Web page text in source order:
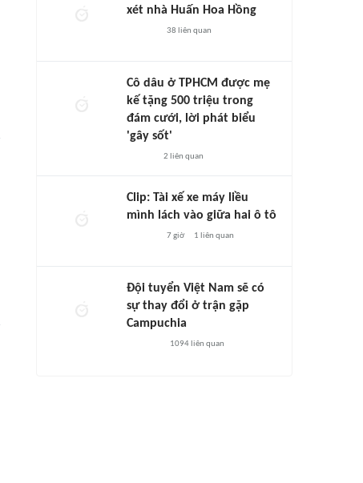
xét nhà Huấn Hoa Hồng
38 liên quan
Cô dâu ở TPHCM được mẹ
kế tặng 500 triệu trong
đám cưới, lời phát biểu
'gây sốt'
2 liên quan
Clip: Tài xế xe máy liều
mình lách vào giữa hai ô tô
7 giờ 1 liên quan
Đội tuyển Việt Nam sẽ có
sự thay đổi ở trận gặp
Campuchia
1094 liên quan